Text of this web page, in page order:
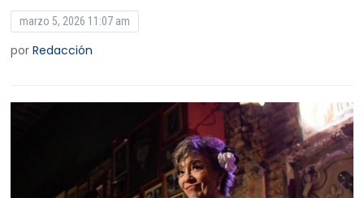
marzo 5, 2026 11:07 am
porRedacción